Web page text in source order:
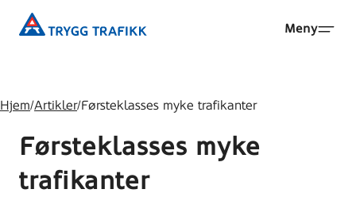
Trygg
Meny
Hjem/Artikler/Førsteklasses myke trafikanter
Førsteklasses myke
trafikanter